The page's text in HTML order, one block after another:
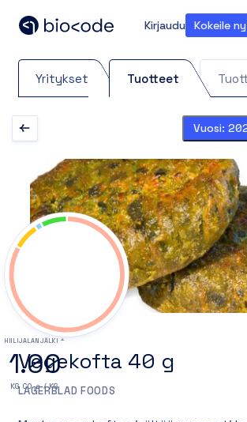
Kirjaudu Kokeile
Yritykset Tuotteet
Vuosi:
HIILIJALANJÄLKI *
1.00
KG CO₂e / KG
Vegekofta 40 g
LAGERBLAD FOODS